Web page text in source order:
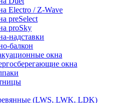
Electro / Z-Wave
preSelect
proSky
надставки
балкон
окна
окна
(LWS, LWK, LDK)